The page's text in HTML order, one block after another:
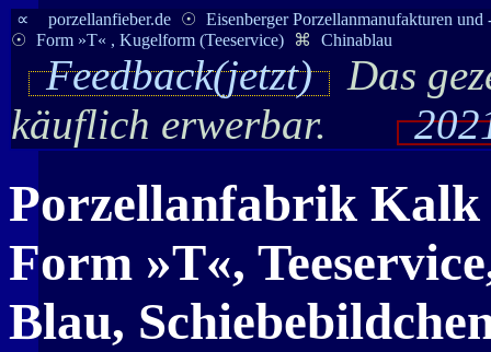
∝ porzellanfieber.de ☉ Eisenberger Porzellanmanufakturen und
☉ Form »T« , Kugelform (Teeservice) ⌘ Chinablau
Feedback(jetzt)
Das
käuflich erwerbar.
Porzellanfabrik Kalk
Form »T«,
Blau,